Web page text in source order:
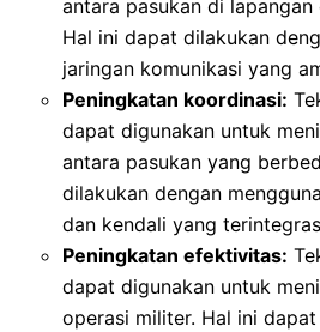
antara pasukan di
Hal ini dapat dilakukan
jaringan komunikasi yang
Peningkatan koordinasi:
dapat digunakan untuk
antara pasukan yang
dilakukan dengan
dan kendali yang
Peningkatan efektivitas:
dapat digunakan untuk
operasi militer. Hal ini